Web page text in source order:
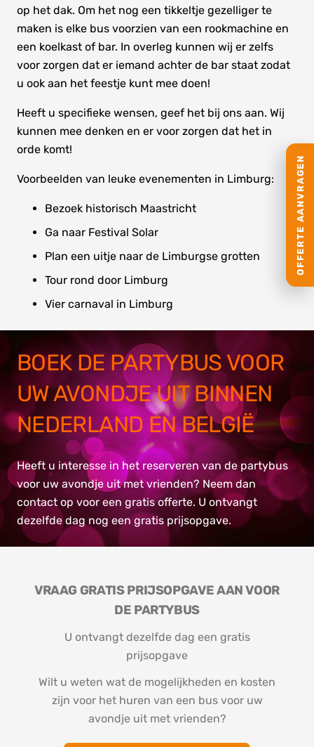
op het dak. Om het nog een tikkeltje gezelliger te
maken is elke bus voorzien van een rookmachine en
een koelkast of bar. In overleg kunnen wij er zelfs
voor zorgen dat er iemand achter de bar staat zodat
u ook aan het feestje kunt mee doen!
Heeft u specifieke wensen, geef het bij ons aan. Wij
kunnen mee denken en er voor zorgen dat het in
orde komt!
Voorbeelden van leuke evenementen in Limburg:
Bezoek historisch Maastricht
Ga naar Festival Solar
Plan een uitje naar de Limburgse grotten
Tour rond door Limburg
Vier carnaval in Limburg
BOEK DE PARTYBUS VOOR
UW AVONDJE UIT BINNEN
NEDERLAND EN BELGIË
Heeft u interesse in het reserveren van de partybus
voor uw avondje uit met vrienden? Neem dan
contact op voor een gratis offerte. U ontvangt
dezelfde dag nog een gratis prijsopgave.
VRAAG GRATIS PRIJSOPGAVE AAN VOOR
DE PARTYBUS
U ontvangt dezelfde dag een gratis
prijsopgave
Wilt u weten wat de mogelijkheden en kosten
zijn voor het huren van een bus voor uw
avondje uit met vrienden?
OFFERTE AANVRAGEN